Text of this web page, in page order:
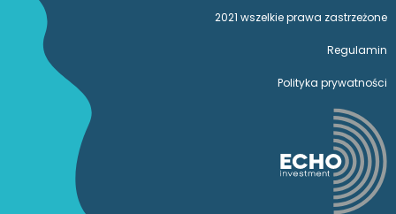
2021 wszelkie prawa zastrzeżone
Regulamin
Polityka prywatności